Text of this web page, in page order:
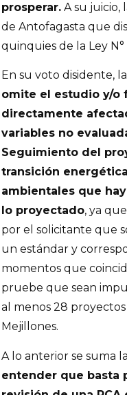
prosperar. A su juicio,
de Antofagasta que
quinquies de la Ley
En su voto disidente,
omite el estudio y/o
directamente
variables no
Seguimiento del
transición
ambientales que
lo proyectado, ya
por el solicitante que
un estándar y
momentos que
pruebe que sean
al menos 28
Mejillones.
A lo anterior se suma la
entender que basta